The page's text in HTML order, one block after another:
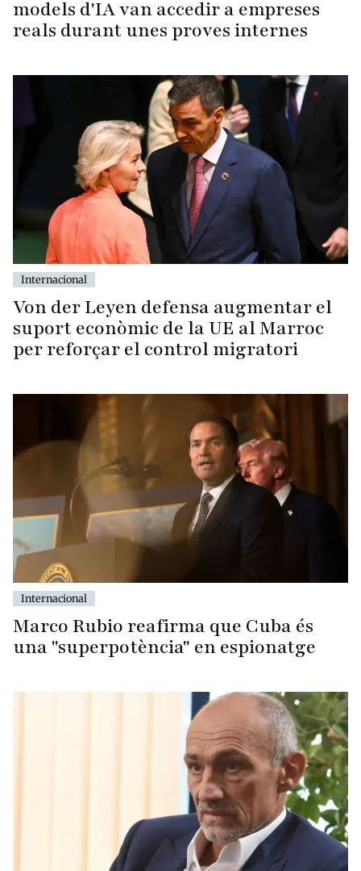
models d'IA van accedir a empreses
reals durant unes proves internes
Internacional
Von der Leyen defensa augmentar el
suport econòmic de la UE al Marroc
per reforçar el control migratori
Internacional
Marco Rubio reafirma que Cuba és
una "superpotència" en espionatge